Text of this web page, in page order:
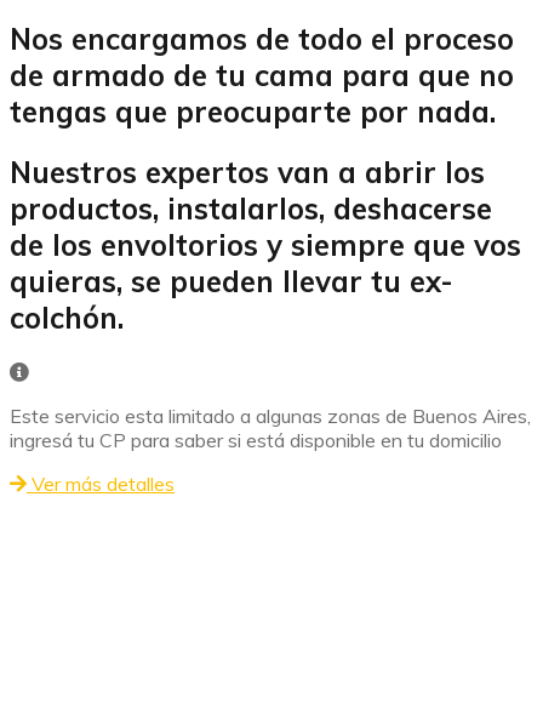
Nos encargamos de todo el proceso
de armado de tu cama para que no
tengas que preocuparte por nada.
Nuestros expertos van a abrir los
productos, instalarlos, deshacerse
de los envoltorios y siempre que vos
quieras, se pueden llevar tu ex-
colchón.
Este servicio esta limitado a algunas zonas de Buenos Aires,
ingresá tu CP para saber si está disponible en tu domicilio
Ver más detalles